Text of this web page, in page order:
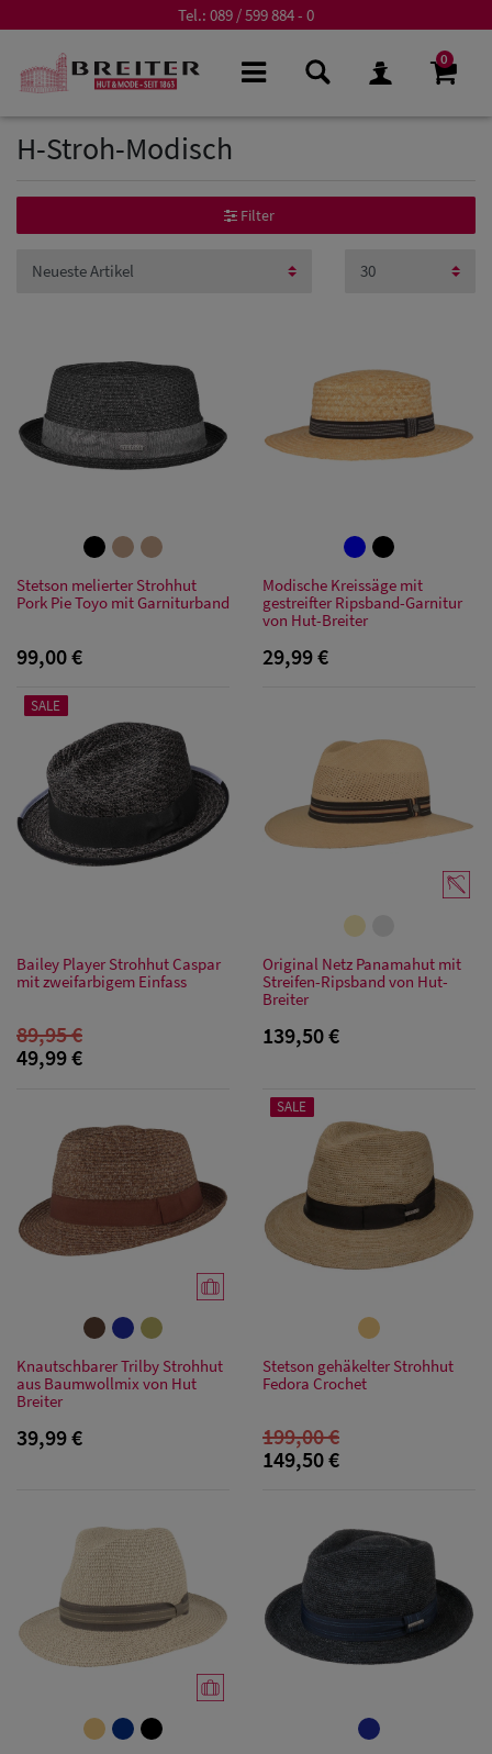
Tel.: 089 / 599 884 - 0
0
Baseball Cpas
Herren UV-
Herren
Sonnenschilder
& Visoren
Herren
H-Stroh-Modisch
Filter
Stetson melierter Strohhut
Pork Pie Toyo mit Garniturband
99,00 €
Modische Kreissäge mit
gestreifter Ripsband-Garnitur
von Hut-Breiter
29,99 €
SALE
Bailey Player Strohhut Caspar
mit zweifarbigem Einfass
89,95 €
49,99 €
Original Netz Panamahut mit
Streifen-Ripsband von Hut-
Breiter
139,50 €
Knautschbarer Trilby Strohhut
aus Baumwollmix von Hut
Breiter
39,99 €
SALE
Stetson gehäkelter Strohhut
Fedora Crochet
199,00 €
149,50 €